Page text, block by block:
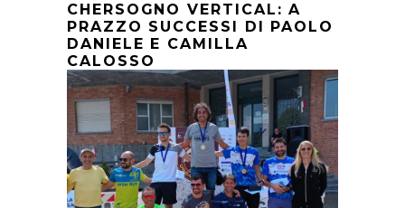
CHERSOGNO VERTICAL: A
PRAZZO SUCCESSI DI PAOLO
DANIELE E CAMILLA
CALOSSO